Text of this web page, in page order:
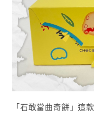
「石敢當曲奇餅」這